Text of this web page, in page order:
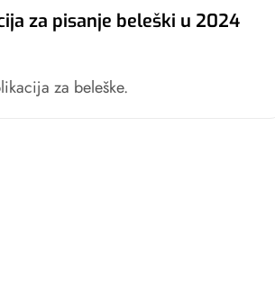
za pisanje beleški u 2024
za beleške.